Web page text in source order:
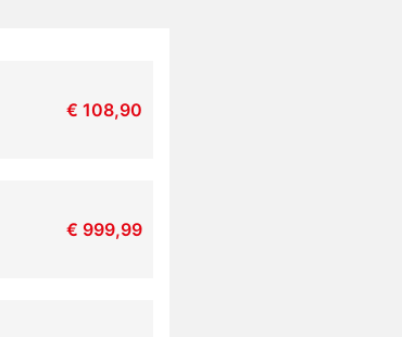
€ 108,90
€ 999,99